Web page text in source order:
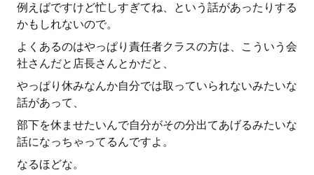
例えばですけど忙しすぎてね、という話があったりする
かもしれないので。
よくあるのはやっぱり責任者クラスの方は、こういう会
社さんだと店長さんとかだと、
やっぱり休みなんか自分では取っていられないみたいな
話があって、
部下を休ませたいんで自分がその分出てあげるみたいな
話になっちゃってるんですよ。
なるほどな。